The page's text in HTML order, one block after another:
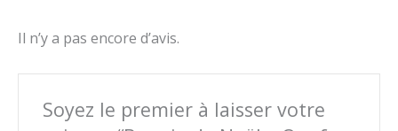
Il n’y a pas encore d’avis.
Soyez le premier à laisser votre